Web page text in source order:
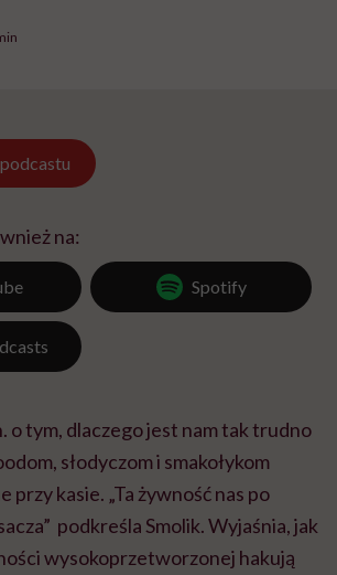
podcastu
na:
Spotify
o tym, dlaczego jest nam tak trudno
słodyczom i smakołykom
przy kasie. „Ta żywność nas po
podkreśla Smolik. Wyjaśnia, jak
wysokoprzetworzonej hakują